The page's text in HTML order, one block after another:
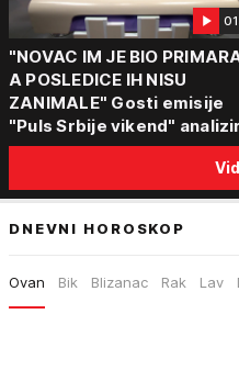
"NOVAC IM JE BIO
A POSLEDICE IH NISU
ZANIMALE" Gosti emisije
"Puls Srbije vikend"
slučajeve koji su potresli
Srbiju: Zločin se ne isplati
DNEVNI HOROSKOP
Ovan Bik Blizanac Rak Lav